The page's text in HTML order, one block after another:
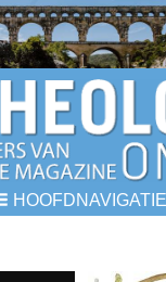
HOOFDNAVIGATIE